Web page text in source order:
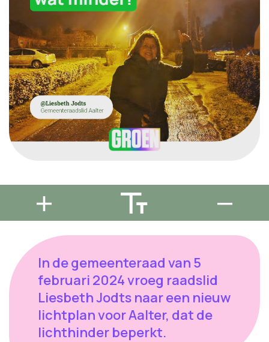
In de gemeenteraad van 5
februari 2024 vroeg raadslid
Liesbeth Jodts naar een nieuw
lichtplan voor Aalter, dat de
lichthinder beperkt.